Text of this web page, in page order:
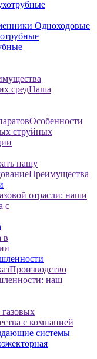
Одноходовые
средНаша
Особенности
струйных
нашу
Преимущества
отрасли: наши
с
в
Производство
наш
с компанией
системы